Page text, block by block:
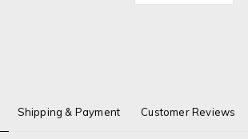
Shipping & Payment Customer Reviews